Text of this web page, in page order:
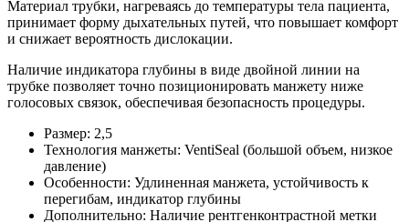
Материал трубки, нагреваясь до температуры тела пациента,
принимает форму дыхательных путей, что повышает комфорт
и снижает вероятность дислокации.
Наличие индикатора глубины в виде двойной линии на
трубке позволяет точно позиционировать манжету ниже
голосовых связок, обеспечивая безопасность процедуры.
Размер: 2,5
Технология манжеты: VentiSeal (большой объем, низкое
давление)
Особенности: Удлиненная манжета, устойчивость к
перегибам, индикатор глубины
Дополнительно: Наличие рентгенконтрастной метки